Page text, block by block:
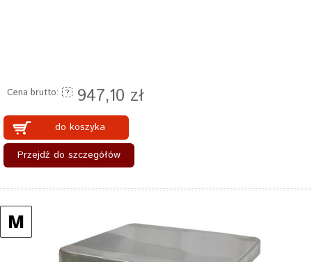
Cena brutto: 947,10 zł
do koszyka
Przejdź do szczegółów